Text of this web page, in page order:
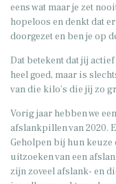
eens wat maar je zet
hopeloos en denkt dat
doorgezet en ben je op
Dat betekent dat jij
heel goed, maar is
van die kilo’s die jij zo
Vorig jaar hebben we
afslankpillen van 2020.
Geholpen bij hun keuze
uitzoeken van een
zijn zoveel afslank- en